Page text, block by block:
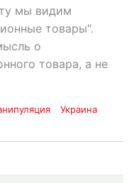
мы видим
товары".
о
товара, а не
Украина